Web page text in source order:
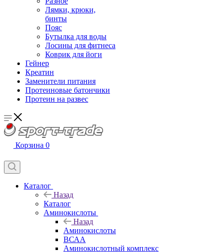
Лямки, крюки,
бинты
Пояс
Бутылка для воды
Лосины для фитнеса
Коврик для йоги
Гейнер
Креатин
Заменители питания
Протеиновые батончики
Протеин на развес
Корзина 0
Каталог
Назад
Каталог
Аминокислоты
Назад
Аминокислоты
ВСАА
Аминокислотный комплекс